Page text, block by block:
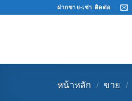
ฝากขาย-เช่า ติดต่อ
หน้าหลัก / ขาย /